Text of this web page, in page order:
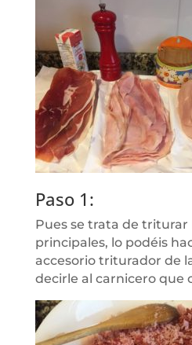
Paso 1:
Pues se trata de triturar
principales, lo podéis
accesorio triturador de
decirle al carnicero que